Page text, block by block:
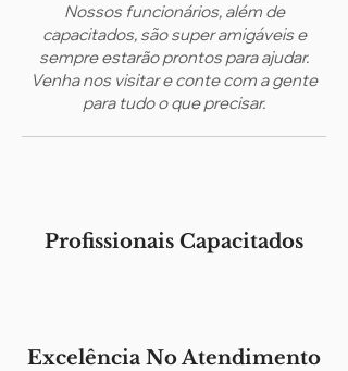
Nossos funcionários, além de
capacitados, são super amigáveis e
sempre estarão prontos para ajudar.
Venha nos visitar e conte com a gente
para tudo o que precisar.
Profissionais Capacitados
Excelência No Atendimento